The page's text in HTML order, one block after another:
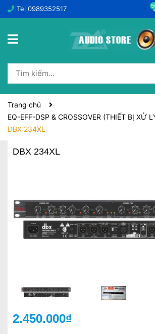
Tel 0989352517
Trang chủ
EQ-EFF-DSP & CROSSOVER (THIẾT BỊ XỬ
DBX 234XL
DBX 234XL
2.450.000₫